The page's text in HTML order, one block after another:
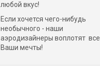
любой вкус!
Если хочется чего-нибудь
необычного - наши
аэродизайнеры воплотят все
Ваши мечты!